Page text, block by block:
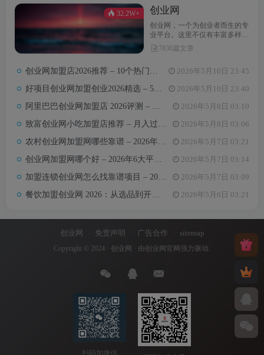
32.2W+ 创业网
创业网，一个为创业者而生的专
业平台。这里不仅有丰富多样的
创业项目，还提供最新的创业资
讯和实用的创业指导。无论你是
富的创业达人，创业网都能为你
梦想。
7836篇文章
创业网加盟店2026推荐 – 10个热门项目月收益3-8万元真实对比 2026年5月10日 23:45
好项目创业网加盟创业2026精选 – 5万内热门项目月入3万攻略 2026年5月10日 23:40
阿里巴巴创业网加盟店 2026评测 – 哪些项目值得加盟+真实费用全解析 2026年5月8日 03:10
致富创业网小吃加盟店推荐 – 月入过万的6类小吃项目及选址避坑要点 2026年5月8日 03:06
农村创业网加盟网哪些靠谱 – 2026年5大平台测评与避坑手册 2026年5月7日 03:21
创业网加盟网哪个好 – 2026年6大平台实测对比与选择建议 2026年5月7日 03:14
加盟连锁创业网怎么找靠谱项目 – 2026年避坑指南与推荐平台 2026年5月7日 03:09
餐饮加盟创业网 2026：从选品到开店，10万以内最值得加盟的7个餐饮品类 2026年5月6日 03:21
创业网 免责声明 广告合作 sitemap
Copyright © 2024 · 创业网 · 由创业网官网 强力驱动.